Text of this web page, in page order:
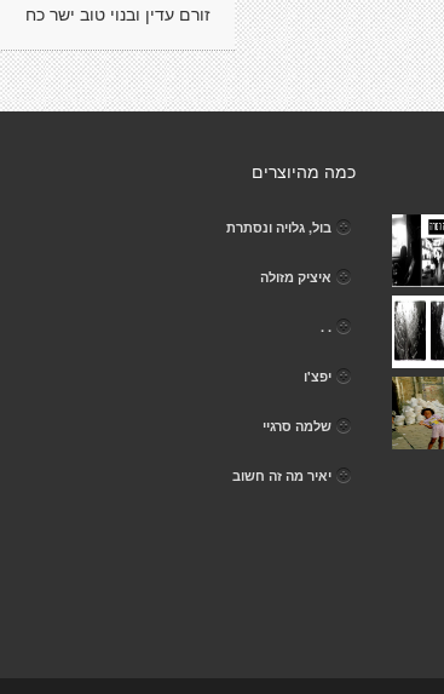
זורם עדין ובנוי טוב ישר כח
כמה מהיוצרים
בול, גלויה ונסתרת
איציק מזולה
. .
יפצ'ו
שלמה סרגיי
יאיר מה זה חשוב